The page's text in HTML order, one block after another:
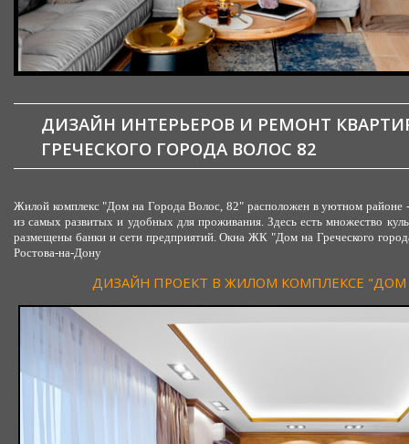
ДИЗАЙН ИНТЕРЬЕРОВ И РЕМОНТ
ГРЕЧЕСКОГО ГОРОДА ВОЛОС 82
Жилой комплекс "Дом на Города Волос, 82" расположен в уютном районе
из самых развитых и удобных для проживания. Здесь есть множество
размещены банки и сети предприятий. Окна ЖК "Дом на Греческого
Ростова-на-Дону
ДИЗАЙН ПРОЕКТ В ЖИЛОМ КОМПЛЕКСЕ "ДОМ